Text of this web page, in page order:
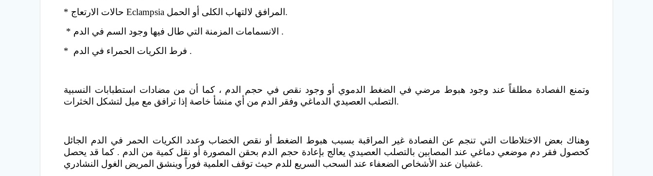
* حالات الارتعاج Eclampsia المرافق لالتهاب الكلى أو الحمل.
* الانسمامات المزمنة التي طال فيها وجود السم في الدم .
* فرط الكريات الحمراء في الدم .
وتمنع الفصادة مطلقاً عند وجود هبوط مرضي في الضغط الدموي أو وجود نقص في حجم الدم ، كما أن من مضادات استطبابات النسبية
التصلب العصيدي الدماغي وفقر الدم من أي منشأ خاصة إذا ترافق مع ميل لتشكل الخثرات.
وهناك بعض الاختلاطات التي تنجم عن الفصادة غير المراقبة بسبب هبوط الضغط أو نقص الخضاب وعدد الكريات الحمر في الدم الجائل
كحصول فقر دم موضعي دماغي عند المصابين بالتصلب العصيدي يعالج بإعادة حجم الدم بحقن المصورة أو نقل كمية من الدم . كما قد يحصل
غشيان عند الأشخاص الضعفاء عند السحب السريع للدم حيث توقف العلمية فوراً وينشق المريض الغول النشادري.